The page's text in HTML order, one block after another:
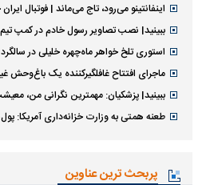
اینفانتینو می‌رود، تاج می‌ماند | فوتبال
ببینید| نصب تصاویر رسول خادم در کمپ
استوری تلخ خواهر ماه‌چهره خلیلی در
ماجرای افتتاح غافلگیرکننده یک باغ‌وحش
ببینید| پزشکیان: مهمترین نگرانی من،
طعنه همتی به وزارت خزانه‌داری آمریکا:
پربحث ترین عناوین